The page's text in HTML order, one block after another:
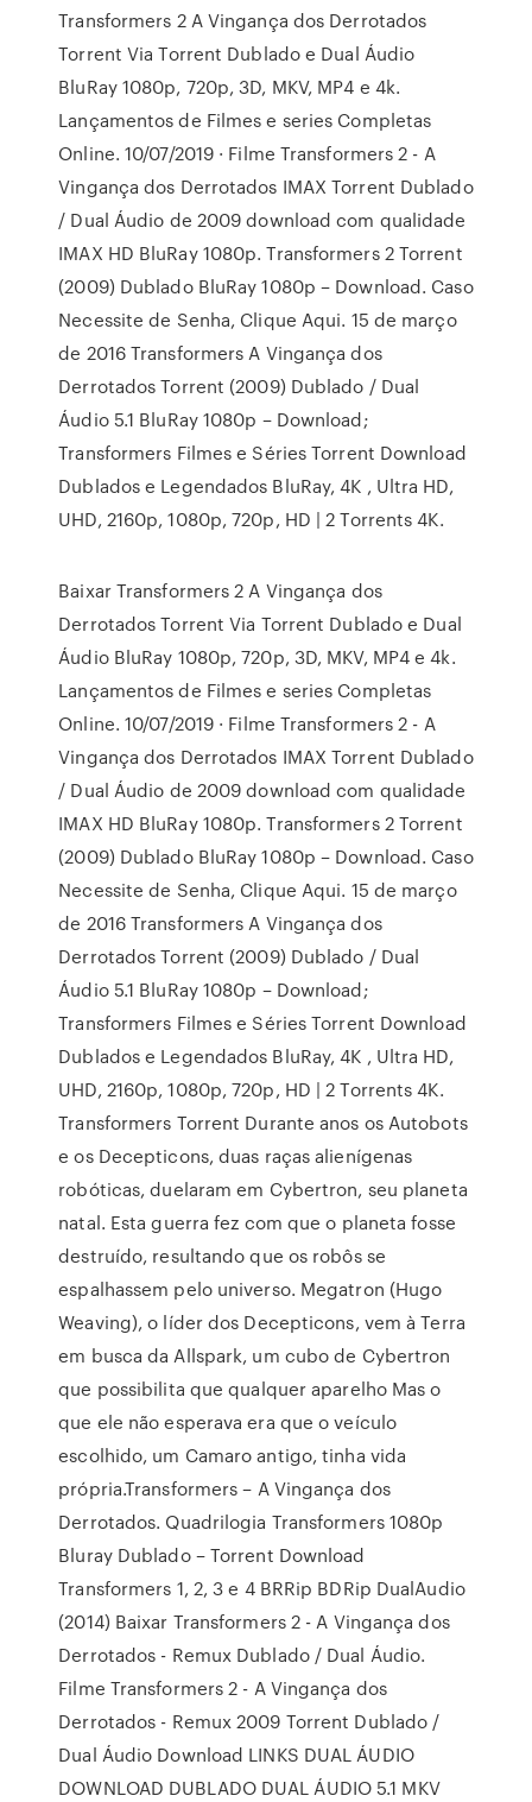
Transformers 2 A Vingança dos Derrotados
Torrent Via Torrent Dublado e Dual Áudio
BluRay 1080p, 720p, 3D, MKV, MP4 e 4k.
Lançamentos de Filmes e series Completas
Online. 10/07/2019 · Filme Transformers 2 - A
Vingança dos Derrotados IMAX Torrent Dublado
/ Dual Áudio de 2009 download com qualidade
IMAX HD BluRay 1080p. Transformers 2 Torrent
(2009) Dublado BluRay 1080p – Download. Caso
Necessite de Senha, Clique Aqui. 15 de março
de 2016 Transformers A Vingança dos
Derrotados Torrent (2009) Dublado / Dual
Áudio 5.1 BluRay 1080p – Download;
Transformers Filmes e Séries Torrent Download
Dublados e Legendados BluRay, 4K , Ultra HD,
UHD, 2160p, 1080p, 720p, HD | 2 Torrents 4K.
Baixar Transformers 2 A Vingança dos
Derrotados Torrent Via Torrent Dublado e Dual
Áudio BluRay 1080p, 720p, 3D, MKV, MP4 e 4k.
Lançamentos de Filmes e series Completas
Online. 10/07/2019 · Filme Transformers 2 - A
Vingança dos Derrotados IMAX Torrent Dublado
/ Dual Áudio de 2009 download com qualidade
IMAX HD BluRay 1080p. Transformers 2 Torrent
(2009) Dublado BluRay 1080p – Download. Caso
Necessite de Senha, Clique Aqui. 15 de março
de 2016 Transformers A Vingança dos
Derrotados Torrent (2009) Dublado / Dual
Áudio 5.1 BluRay 1080p – Download;
Transformers Filmes e Séries Torrent Download
Dublados e Legendados BluRay, 4K , Ultra HD,
UHD, 2160p, 1080p, 720p, HD | 2 Torrents 4K.
Transformers Torrent Durante anos os Autobots
e os Decepticons, duas raças alienígenas
robóticas, duelaram em Cybertron, seu planeta
natal. Esta guerra fez com que o planeta fosse
destruído, resultando que os robôs se
espalhassem pelo universo. Megatron (Hugo
Weaving), o líder dos Decepticons, vem à Terra
em busca da Allspark, um cubo de Cybertron
que possibilita que qualquer aparelho Mas o
que ele não esperava era que o veículo
escolhido, um Camaro antigo, tinha vida
própria.Transformers – A Vingança dos
Derrotados. Quadrilogia Transformers 1080p
Bluray Dublado – Torrent Download
Transformers 1, 2, 3 e 4 BRRip BDRip DualAudio
(2014) Baixar Transformers 2 - A Vingança dos
Derrotados - Remux Dublado / Dual Áudio.
Filme Transformers 2 - A Vingança dos
Derrotados - Remux 2009 Torrent Dublado /
Dual Áudio Download LINKS DUAL ÁUDIO
DOWNLOAD DUBLADO DUAL ÁUDIO 5.1 MKV